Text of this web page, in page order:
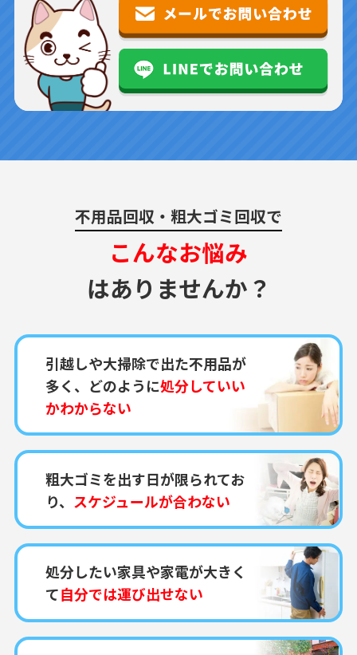
不用品回収・粗大ゴミ回収で
こんなお悩み
はありませんか？
引越しや大掃除で出た不用品が
多く、どのように処分していい
かわからない
粗大ゴミを出す日が限られてお
り、 スケジュールが合わない
処分したい家具や家電が大きく
て自分では運び出せない